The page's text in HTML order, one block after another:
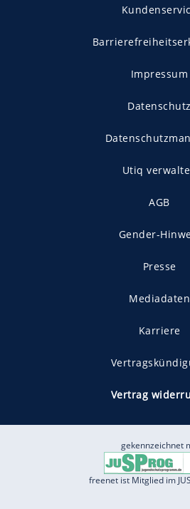
Impressum
Datenschutz
Utiq
AGB
Gender-
Presse
Mediadaten
Karriere
Vertrag
gekennzeichnet
freenet ist Mitglied im